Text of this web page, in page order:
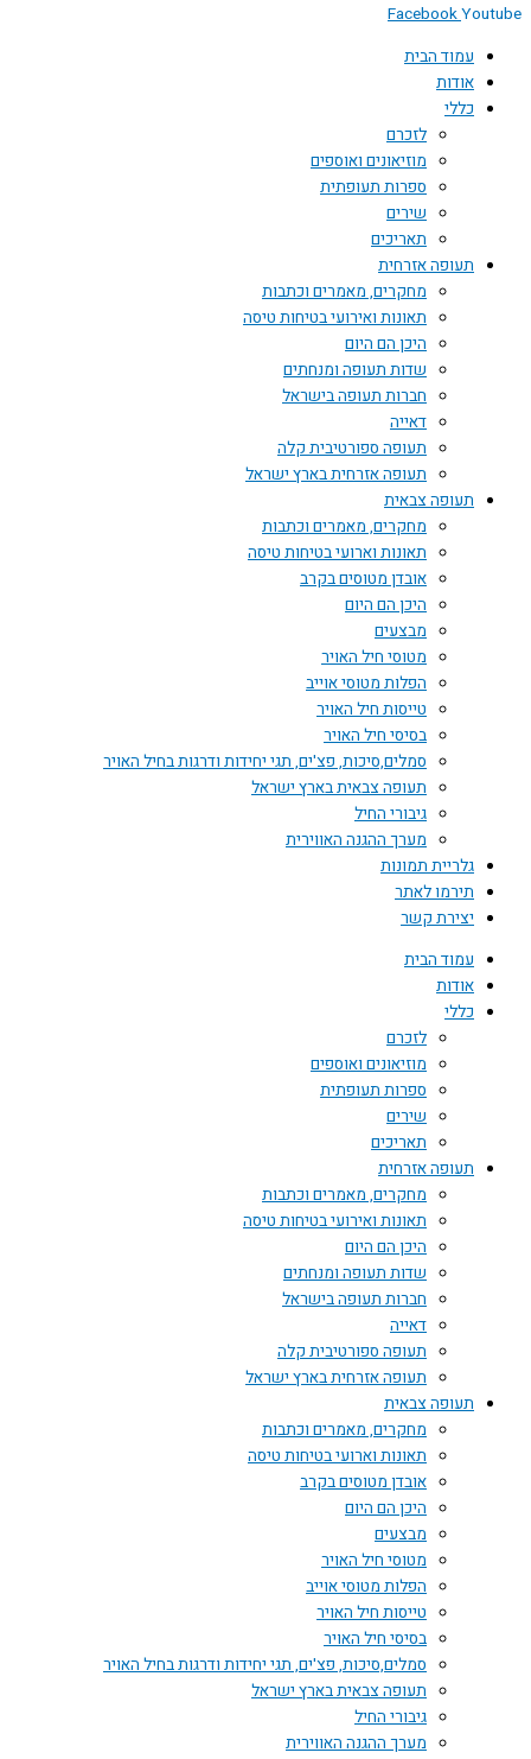
FacebookYoutube
עמוד הבית
אודות
כללי
לזכרם
מוזיאונים ואוספים
ספרות תעופתית
שירים
תאריכים
תעופה אזרחית
מחקרים, מאמרים וכתבות
תאונות ואירועי בטיחות טיסה
היכן הם היום
שדות תעופה ומנחתים
חברות תעופה בישראל
דאייה
תעופה ספורטיבית קלה
תעופה אזרחית בארץ ישראל
תעופה צבאית
מחקרים, מאמרים וכתבות
תאונות וארועי בטיחות טיסה
אובדן מטוסים בקרב
היכן הם היום
מבצעים
מטוסי חיל האויר
הפלות מטוסי אוייב
טייסות חיל האויר
בסיסי חיל האויר
סמלים,סיכות, פצ'ים, תגי יחידות ודרגות בחיל האויר
תעופה צבאית בארץ ישראל
גיבורי החיל
מערך ההגנה האווירית
גלריית תמונות
תירמו לאתר
יצירת קשר
עמוד הבית
אודות
כללי
לזכרם
מוזיאונים ואוספים
ספרות תעופתית
שירים
תאריכים
תעופה אזרחית
מחקרים, מאמרים וכתבות
תאונות ואירועי בטיחות טיסה
היכן הם היום
שדות תעופה ומנחתים
חברות תעופה בישראל
דאייה
תעופה ספורטיבית קלה
תעופה אזרחית בארץ ישראל
תעופה צבאית
מחקרים, מאמרים וכתבות
תאונות וארועי בטיחות טיסה
אובדן מטוסים בקרב
היכן הם היום
מבצעים
מטוסי חיל האויר
הפלות מטוסי אוייב
טייסות חיל האויר
בסיסי חיל האויר
סמלים,סיכות, פצ'ים, תגי יחידות ודרגות בחיל האויר
תעופה צבאית בארץ ישראל
גיבורי החיל
מערך ההגנה האווירית